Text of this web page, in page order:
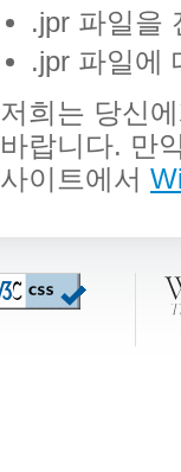
.jpr 파일을
.jpr 파일에
저희는 당신
바랍니다. 만
사이트에서